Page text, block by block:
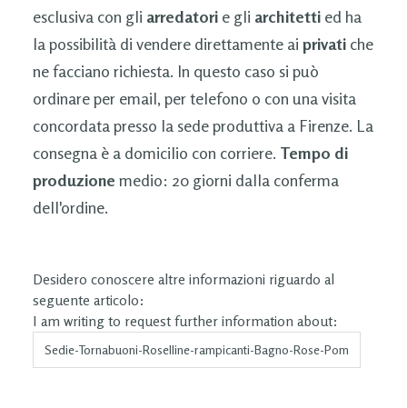
esclusiva con gli arredatorie gli architettied ha
la possibilità di vendere direttamente ai privatiche
ne facciano richiesta. In questo caso si può
ordinare per email, per telefono o con una visita
concordata presso la sede produttiva a Firenze. La
consegna è a domicilio con corriere. Tempo di
produzione medio: 20 giorni dalla conferma
dell'ordine.
Desidero conoscere altre informazioni riguardo al
seguente articolo:
I am writing to request further information about: